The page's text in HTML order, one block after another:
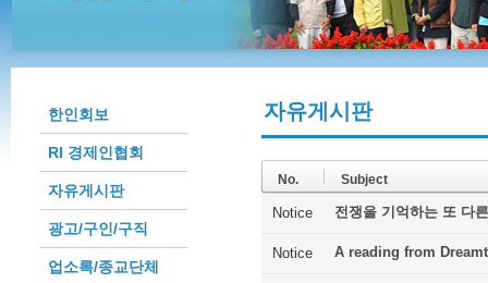
한인회보
RI 경제인협회
자유게시판
광고/구인/구직
업소록/종교단체
자유게시판
No. Subject
Notice 전쟁을 기억하는 또 다
Notice A reading from